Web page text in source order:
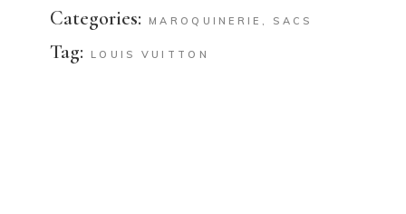
Categories: MAROQUINERIE , SACS
Tag: LOUIS VUITTON